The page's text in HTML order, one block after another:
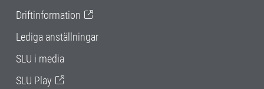
Driftinformation
Lediga anställningar
SLU i media
SLU Play